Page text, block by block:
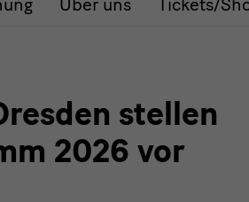
Über uns Tickets/
stellen
2026 vor